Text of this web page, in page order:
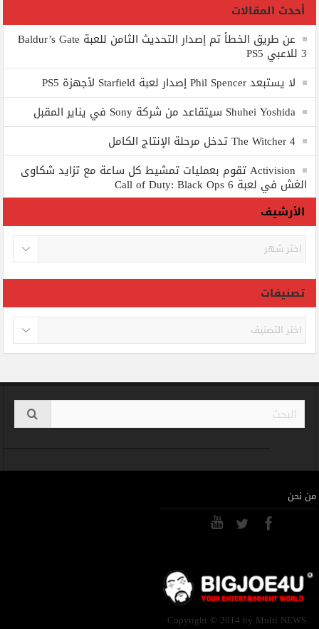
أحدث المقالات
عن طريق الخطأ تم إصدار التحديث الثامن للعبة Baldur’s Gate
3 للاعبي PS5
لا يستبعد Phil Spencer إصدار لعبة Starfield لأجهزة PS5
Shuhei Yoshida سيتقاعد من شركة Sony في يناير المقبل
The Witcher 4 تدخل مرحلة الإنتاج الكامل
Activision تقوم بعمليات تمشيط كل ساعة مع تزايد شكاوى
الغش في لعبة Call of Duty: Black Ops 6
الأرشيف
الأرشيف
تصنيفات
تصنيفات
من نحن
Copyright © 2014 by Multi NEWS.